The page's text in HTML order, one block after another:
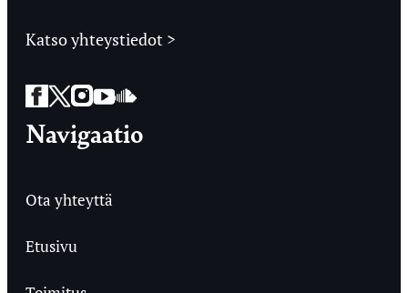
Katso yhteystiedot >
Facebook
Twitter
Instagram
YouTube
SoundCloud
Navigaatio
Ota yhteyttä
Etusivu